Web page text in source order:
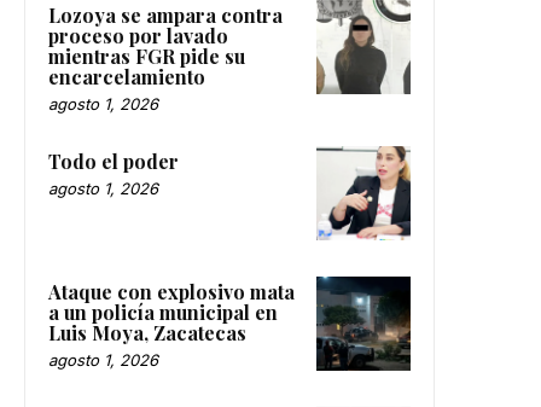
Lozoya se ampara contra
proceso por lavado
mientras FGR pide su
encarcelamiento
agosto 1, 2026
Todo el poder
agosto 1, 2026
Ataque con explosivo mata
a un policía municipal en
Luis Moya, Zacatecas
agosto 1, 2026